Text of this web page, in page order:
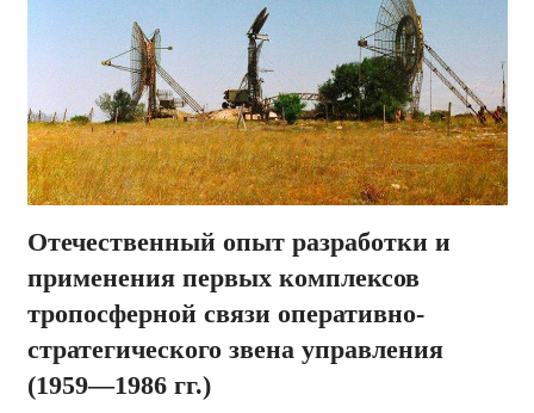
Отечественный опыт разработки и
применения первых комплексов
тропосферной связи оперативно-
стратегического звена управления
(1959—1986 гг.)